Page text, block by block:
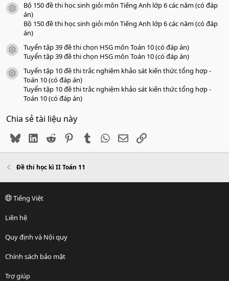
icon tài liệu
Bộ 150 đề thi học sinh giỏi môn Tiếng Anh lớp 6 các năm (có đáp
án)
Bộ 150 đề thi học sinh giỏi môn Tiếng Anh lớp 6 các năm (có đáp
án)
icon tài liệu
Tuyển tập 39 đề thi chọn HSG môn Toán 10 (có đáp án)
Tuyển tập 39 đề thi chọn HSG môn Toán 10 (có đáp án)
icon tài liệu
Tuyển tập 10 đề thi trắc nghiệm khảo sát kiến thức tổng hợp -
Toán 10 (có đáp án)
Tuyển tập 10 đề thi trắc nghiệm khảo sát kiến thức tổng hợp -
Toán 10 (có đáp án)
Chia sẻ tài liệu này
BlueskyLinkedIn
Reddit PinterestTumblr WhatsApp
EmailLink
Đề thi học kì II Toán 11
Tiếng Việt
Liên hệ
Quy định và Nội quy
Chính sách bảo mật
Trợ giúp